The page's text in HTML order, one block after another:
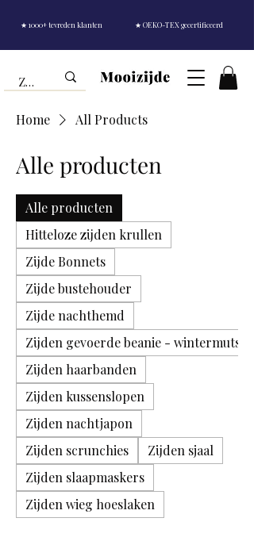
★ 1000+ tevreden klanten ★ OEKO-TEX gecertificeerd
Home All Products
Alle producten
Alle producten
Hitteloze zijden krullen
Zijde Bonnets
Zijde bustehouder
Zijde nachthemd
Zijden gevoerde beanie - wintermuts
Zijden haarbanden
Zijden kussenslopen
Zijden nachtjapon
Zijden scrunchies
Zijden sjaal
Zijden slaapmaskers
Zijden wieg hoeslaken